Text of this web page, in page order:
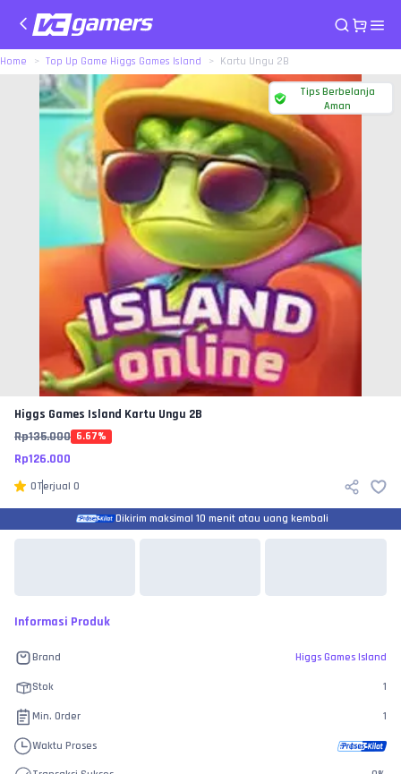
Home Top Up Game Higgs Games Island Kartu Ungu 2B
Tips Berbelanja
Aman
Higgs Games Island Kartu Ungu 2B
Rp135.000 6.67%
Rp126.000
0Terjual 0
Dikirim maksimal 10 menit atau uang kembali
Informasi Produk
Brand Higgs Games Island
Stok 1
Min. Order 1
Waktu Proses